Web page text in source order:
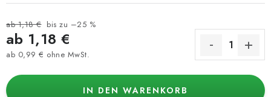
ab 1,18 € bis zu –25 %
ab 1,18 €
ab 0,99 € ohne MwSt.
IN DEN WARENKORB